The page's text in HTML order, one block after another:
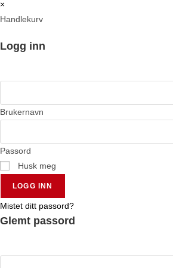
×
Handlekurv
Logg inn
Brukernavn
Passord
Husk meg
LOGG INN
Mistet ditt passord?
Glemt passord